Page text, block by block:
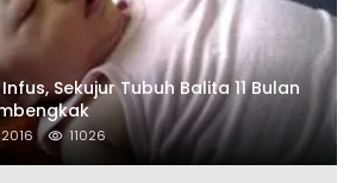
Sekujur Tubuh Balita 11 Bulan
11026